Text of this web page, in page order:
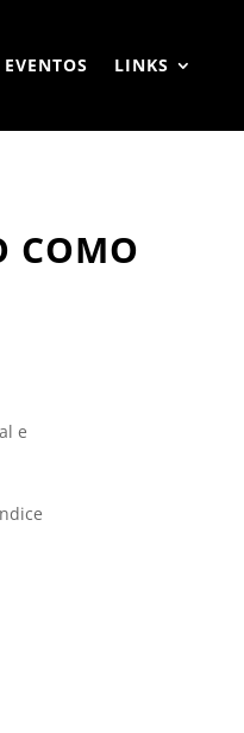
EVENTOS LINKS
COMO
e